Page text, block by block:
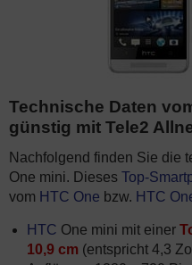
Technische Daten
günstig mit Tele2
Nachfolgend finden Sie die
One mini. Dieses Top-
vom HTC One bzw. HTC
HTC One mini mit einer
10,9 cm (entspricht 4,3